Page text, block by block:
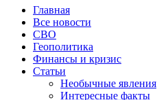
Главная
Все новости
СВО
Геополитика
Финансы и кризис
Статьи
Необычные явления
Интересные факты